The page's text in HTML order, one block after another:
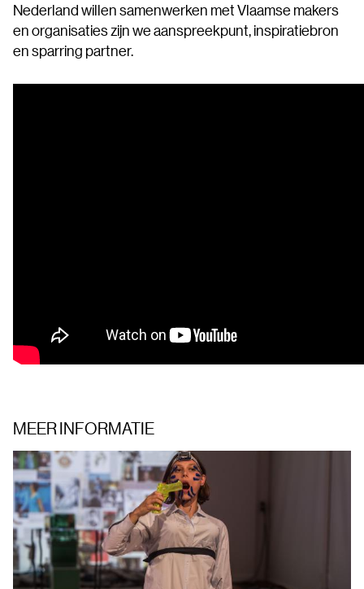
Nederland willen samenwerken met Vlaamse makers
en organisaties zijn we aanspreekpunt, inspiratiebron
en sparring partner.
MEER INFORMATIE